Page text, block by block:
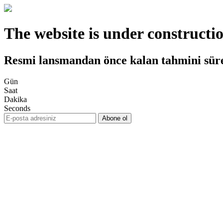
The website is under
Resmi lansmandan önce kalan tahmini
Gün
Saat
Dakika
Seconds